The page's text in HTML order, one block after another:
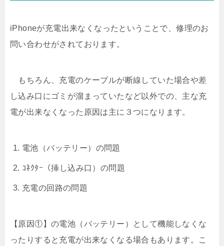
iPhoneが充電出来なくなったということで、修理のお
問い合わせがされております。
もちろん、充電のケーブルが断線していた場合や差
し込み口にゴミが溜まっていたなど以外での、主な充
電が出来なくなった原因は主に３つになります。
電池（バッテリー）の問題
ｺﾈｸﾀｰ（挿し込み口）の問題
充電の回路の問題
【原因①】の電池（バッテリー）として機能しなくな
ったりすると充電が出来なくなる場合もあります。こ